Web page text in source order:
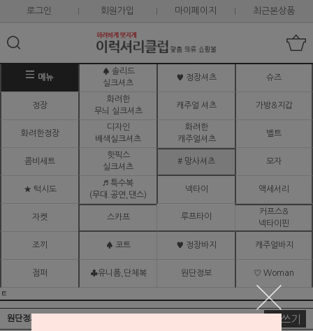
로그인 회원가입 마이페이지 최근본상품
메뉴
♠ 솔리드
실크셔츠
♥ 정장셔츠 슈즈
정장
화려한
무늬 실크셔츠
캐주얼 셔츠 가방&지갑
화려한정장
디자인
배색실크셔츠
화려한
캐주얼셔츠
벨트
콤비세트
핫픽스
실크셔츠
# 망사셔츠 모자
★ 턱시도
♬ 특수복
(무대.공연,댄스)
넥타이 액세서리
자켓 스카프 루프타이
커프스&
넥타이핀
조끼 ♠ 코트 ♥ 정장바지 캐주얼바지
점퍼 ♣유니폼,단체복 원단정보 ♡ Woman
ㅌ
원단정보 게시판 글쓰기